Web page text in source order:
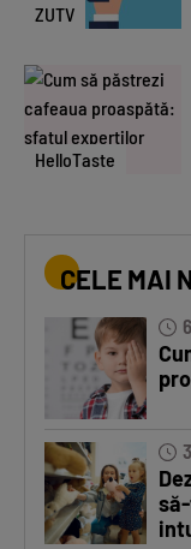
ZUTV
HelloTaste
CELE MAI